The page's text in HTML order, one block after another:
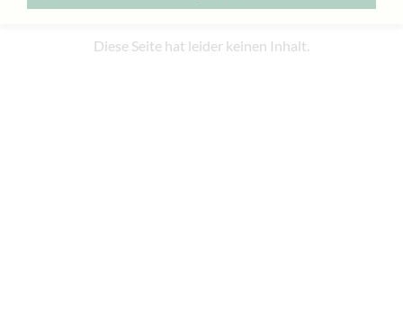
Diese Seite hat leider keinen Inhalt.